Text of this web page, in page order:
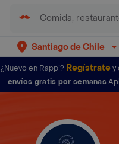
Santiago de Chile
¿Nuevo en Rappi? Regístratey
envíos gratis por semanas